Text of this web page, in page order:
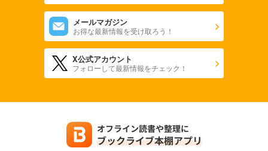
メールマガジン
お得な最新情報を受け取ろう！
X公式アカウント
フォローして最新情報をチェック！